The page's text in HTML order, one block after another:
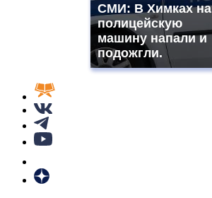
СМИ: В Химках на
полицейскую
машину напали и
подожгли.